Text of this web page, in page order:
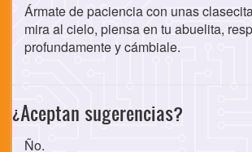
Ármate de paciencia con unas
mira al cielo, piensa en tu abuelita,
profundamente y cámbiale.
¿Aceptan sugerencias?
Ño.